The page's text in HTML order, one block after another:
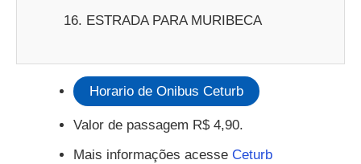
ESTRADA PARA MURIBECA
Horario de Onibus Ceturb
Valor de passagem R$ 4,90.
Mais informações acesse Ceturb